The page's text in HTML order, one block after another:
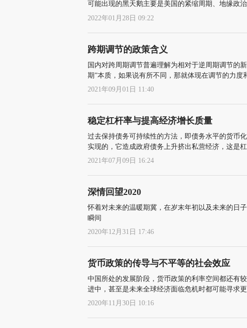
可能出现的黑天鹅主要是美国的紧缩周期、地缘政
2022年01月28日 09:22
跨期调节的政策含义
国内对跨周期调节普遍理解为相对于逆周期调节的
期”本质，如果说有所不同，那就体现在调节的力度
2021年09月01日 11:40
稳定杠杆率与提高经济增长质量
过去保持债务可持续性的方法，即债务水平的货币
实现的，它造成政府债务上升挤出私营经济，这是
2021年07月09日 16:24
深情回望2020
怀着对未来的温暖期冀，在岁末年初以及未来的日
瞬间
2020年12月31日 17:46
货币政策的传导与不平等的社会效应
中国所处的发展阶段，货币政策的利率空间都还有
进中，甚至是未来全球经济面临危机时都可能寻求
能，减少扭曲和不平等带来的效率损失，保持银行
2020年11月30日 10:16